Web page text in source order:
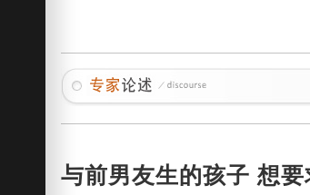
与前男友生的孩子 想